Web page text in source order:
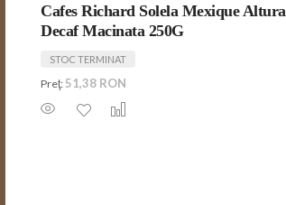
Cafes Richard Solela Mexique Altura
Decaf Macinata 250G
STOC TERMINAT
Preţ: 51,38 RON